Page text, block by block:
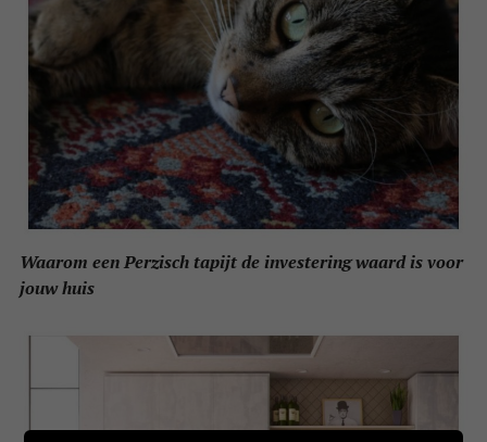
Waarom een Perzisch tapijt de investering waard is voor
jouw huis